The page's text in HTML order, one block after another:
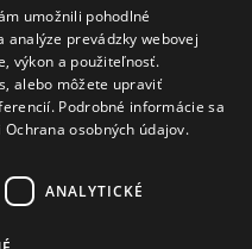
umožnili pohodlné
analýze prevádzky webovej
výkon a použiteľnosť.
alebo môžete upraviť
Podrobné informácie sa
osobných údajov.
ANALYTICKÉ